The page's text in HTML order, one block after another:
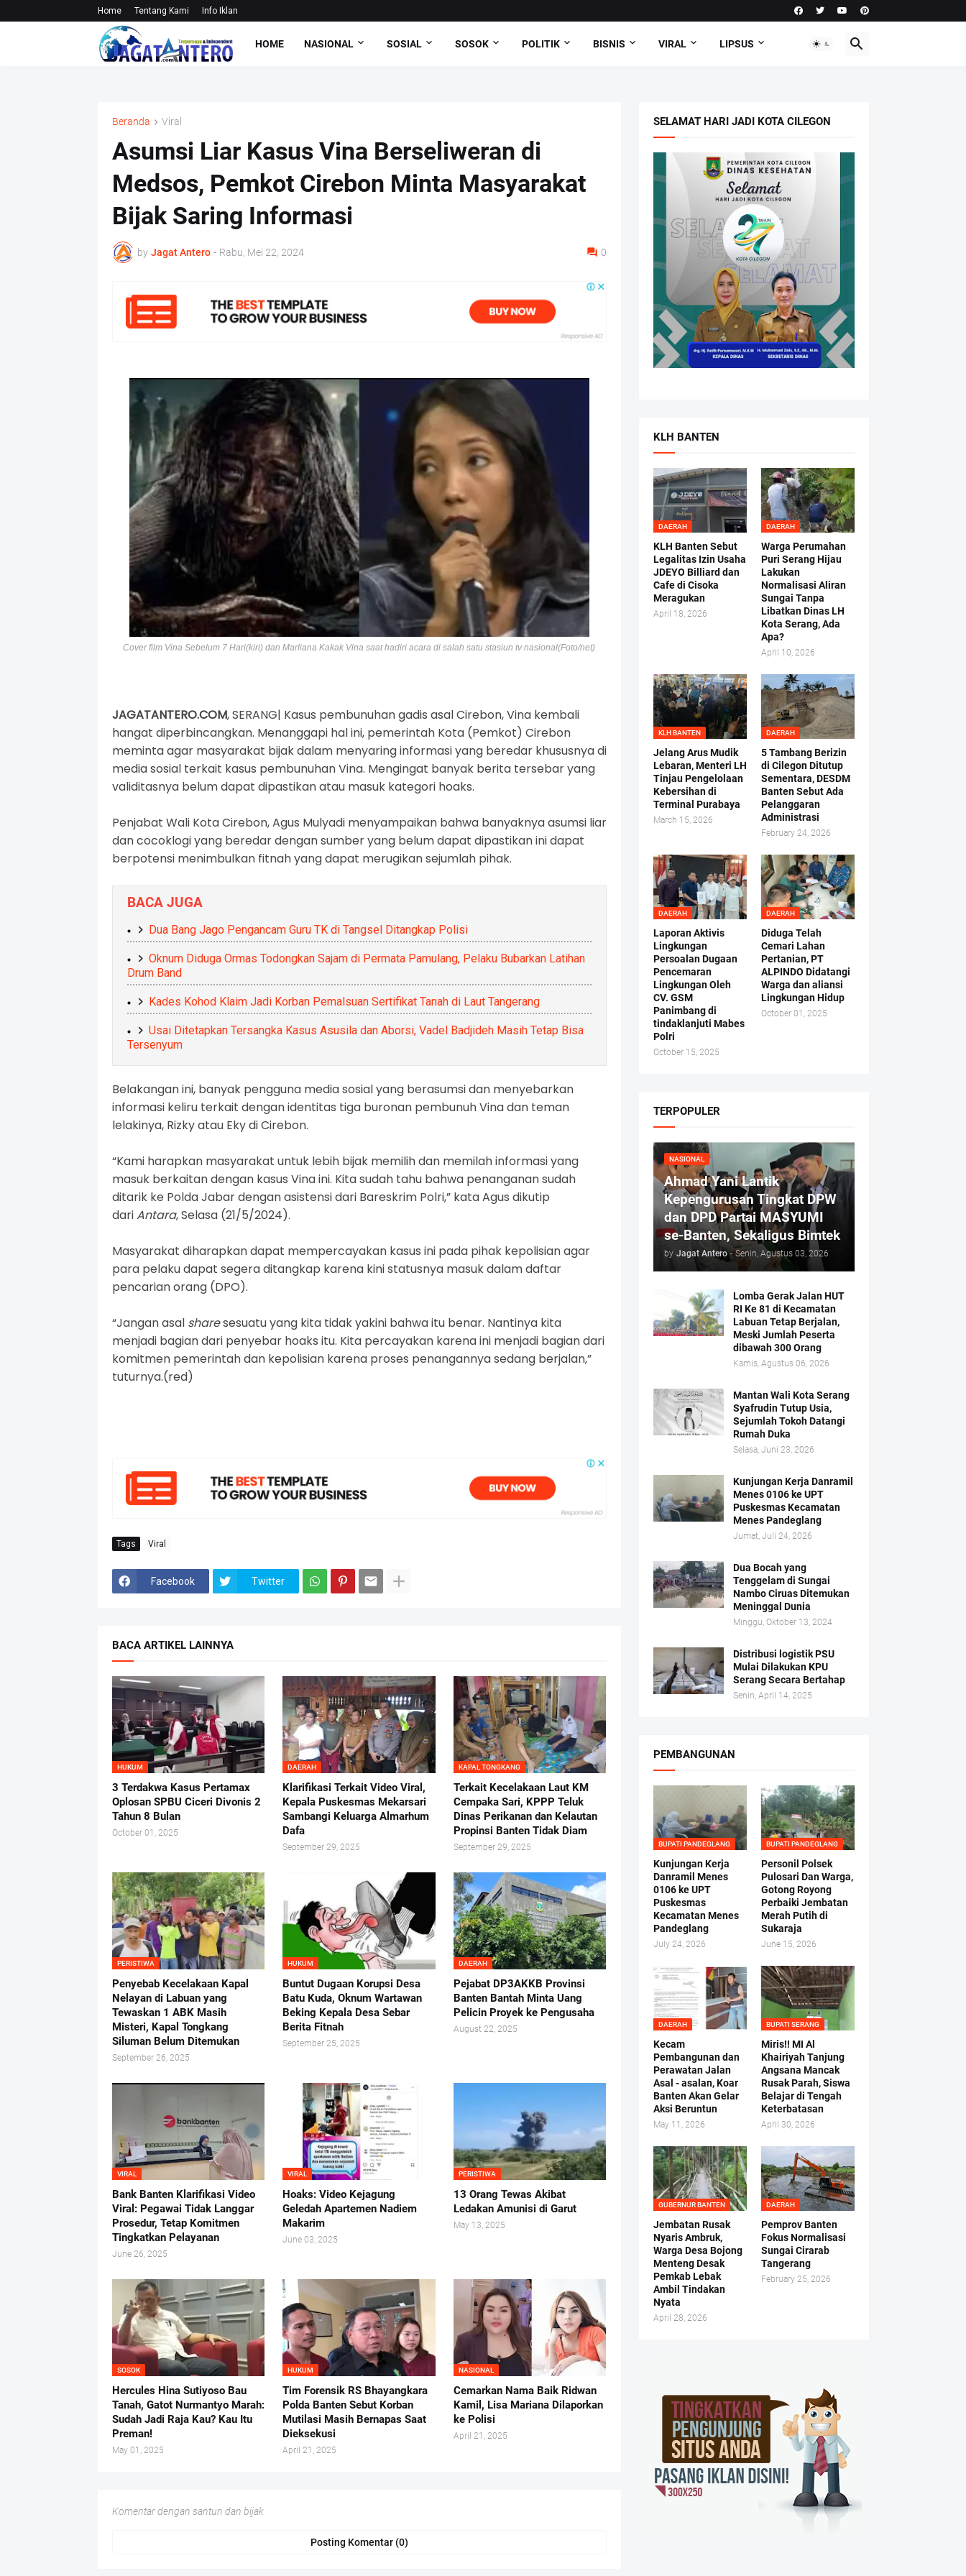
Home Tentang Kami Info Iklan
HOME NASIONAL SOSIAL SOSOK POLITIK BISNIS VIRAL LIPSUS
Beranda Viral
Asumsi Liar Kasus Vina Berseliweran di
Medsos, Pemkot Cirebon Minta Masyarakat
Bijak Saring Informasi
by Jagat Antero - Rabu, Mei 22, 2024 0
Cover film Vina Sebelum 7 Hari(kiri) dan Marliana Kakak Vina saat hadiri acara di salah satu stasiun tv nasional(Foto/net)
JAGATANTERO.COM, SERANG| Kasus pembunuhan gadis asal Cirebon, Vina kembali
hangat diperbincangkan. Menanggapi hal ini, pemerintah Kota (Pemkot) Cirebon
meminta agar masyarakat bijak dalam menyaring informasi yang beredar khususnya di
media sosial terkait kasus pembunuhan Vina. Mengingat banyak berita tersebar yang
validitasnya belum dapat dipastikan atau masuk kategori hoaks.
Penjabat Wali Kota Cirebon, Agus Mulyadi menyampaikan bahwa banyaknya asumsi liar
dan cocoklogi yang beredar dengan sumber yang belum dapat dipastikan ini dapat
berpotensi menimbulkan fitnah yang dapat merugikan sejumlah pihak.
BACA JUGA
Dua Bang Jago Pengancam Guru TK di Tangsel Ditangkap Polisi
Oknum Diduga Ormas Todongkan Sajam di Permata Pamulang, Pelaku Bubarkan Latihan
Drum Band
Kades Kohod Klaim Jadi Korban Pemalsuan Sertifikat Tanah di Laut Tangerang
Usai Ditetapkan Tersangka Kasus Asusila dan Aborsi, Vadel Badjideh Masih Tetap Bisa
Tersenyum
Belakangan ini, banyak pengguna media sosial yang berasumsi dan menyebarkan
informasi keliru terkait dengan identitas tiga buronan pembunuh Vina dan teman
lelakinya, Rizky atau Eky di Cirebon.
“Kami harapkan masyarakat untuk lebih bijak memilih dan memilah informasi yang
masuk berkaitan dengan kasus Vina ini. Kita sudah tahu bahwa penanganan sudah
ditarik ke Polda Jabar dengan asistensi dari Bareskrim Polri,” kata Agus dikutip
dariAntara, Selasa (21/5/2024).
Masyarakat diharapkan dapat mempercayakan kasus ini pada pihak kepolisian agar
para pelaku dapat segera ditangkap karena kini statusnya masuk dalam daftar
pencarian orang (DPO).
“Jangan asal sharesesuatu yang kita tidak yakini bahwa itu benar. Nantinya kita
menjadi bagian dari penyebar hoaks itu. Kita percayakan karena ini menjadi bagian dari
komitmen pemerintah dan kepolisian karena proses penangannya sedang berjalan,”
tuturnya.(red)
Tags Viral
Facebook Twitter
BACA ARTIKEL LAINNYA
HUKUM
3 Terdakwa Kasus Pertamax
Oplosan SPBU Ciceri Divonis 2
Tahun 8 Bulan
October 01, 2025
DAERAH
Klarifikasi Terkait Video Viral,
Kepala Puskesmas Mekarsari
Sambangi Keluarga Almarhum
Dafa
September 29, 2025
KAPAL TONGKANG
Terkait Kecelakaan Laut KM
Cempaka Sari, KPPP Teluk
Dinas Perikanan dan Kelautan
Propinsi Banten Tidak Diam
September 29, 2025
PERISTIWA
Penyebab Kecelakaan Kapal
Nelayan di Labuan yang
Tewaskan 1 ABK Masih
Misteri, Kapal Tongkang
Siluman Belum Ditemukan
September 26, 2025
HUKUM
Buntut Dugaan Korupsi Desa
Batu Kuda, Oknum Wartawan
Beking Kepala Desa Sebar
Berita Fitnah
September 25, 2025
DAERAH
Pejabat DP3AKKB Provinsi
Banten Bantah Minta Uang
Pelicin Proyek ke Pengusaha
August 22, 2025
VIRAL
Bank Banten Klarifikasi Video
Viral: Pegawai Tidak Langgar
Prosedur, Tetap Komitmen
Tingkatkan Pelayanan
June 26, 2025
VIRAL
Hoaks: Video Kejagung
Geledah Apartemen Nadiem
Makarim
June 03, 2025
PERISTIWA
13 Orang Tewas Akibat
Ledakan Amunisi di Garut
May 13, 2025
SOSOK
Hercules Hina Sutiyoso Bau
Tanah, Gatot Nurmantyo Marah:
Sudah Jadi Raja Kau? Kau Itu
Preman!
May 01, 2025
HUKUM
Tim Forensik RS Bhayangkara
Polda Banten Sebut Korban
Mutilasi Masih Bernapas Saat
Dieksekusi
April 21, 2025
NASIONAL
Cemarkan Nama Baik Ridwan
Kamil, Lisa Mariana Dilaporkan
ke Polisi
April 21, 2025
Komentar dengan santun dan bijak
Posting Komentar (0)
SELAMAT HARI JADI KOTA CILEGON
KLH BANTEN
DAERAH
KLH Banten Sebut
Legalitas Izin Usaha
JDEYO Billiard dan
Cafe di Cisoka
Meragukan
April 18, 2026
DAERAH
Warga Perumahan
Puri Serang Hijau
Lakukan
Normalisasi Aliran
Sungai Tanpa
Libatkan Dinas LH
Kota Serang, Ada
Apa?
April 10, 2026
KLH BANTEN
Jelang Arus Mudik
Lebaran, Menteri LH
Tinjau Pengelolaan
Kebersihan di
Terminal Purabaya
March 15, 2026
DAERAH
5 Tambang Berizin
di Cilegon Ditutup
Sementara, DESDM
Banten Sebut Ada
Pelanggaran
Administrasi
February 24, 2026
DAERAH
Laporan Aktivis
Lingkungan
Persoalan Dugaan
Pencemaran
Lingkungan Oleh
CV. GSM
Panimbang di
tindaklanjuti Mabes
Polri
October 15, 2025
DAERAH
Diduga Telah
Cemari Lahan
Pertanian, PT
ALPINDO Didatangi
Warga dan aliansi
Lingkungan Hidup
October 01, 2025
TERPOPULER
NASIONAL
Ahmad Yani Lantik
Kepengurusan Tingkat DPW
dan DPD Partai MASYUMI
se-Banten, Sekaligus Bimtek
by Jagat Antero - Senin, Agustus 03, 2026
Lomba Gerak Jalan HUT
RI Ke 81 di Kecamatan
Labuan Tetap Berjalan,
Meski Jumlah Peserta
dibawah 300 Orang
Kamis, Agustus 06, 2026
Mantan Wali Kota Serang
Syafrudin Tutup Usia,
Sejumlah Tokoh Datangi
Rumah Duka
Selasa, Juni 23, 2026
Kunjungan Kerja Danramil
Menes 0106 ke UPT
Puskesmas Kecamatan
Menes Pandeglang
Jumat, Juli 24, 2026
Dua Bocah yang
Tenggelam di Sungai
Nambo Ciruas Ditemukan
Meninggal Dunia
Minggu, Oktober 13, 2024
Distribusi logistik PSU
Mulai Dilakukan KPU
Serang Secara Bertahap
Senin, April 14, 2025
PEMBANGUNAN
BUPATI PANDEGLANG
Kunjungan Kerja
Danramil Menes
0106 ke UPT
Puskesmas
Kecamatan Menes
Pandeglang
July 24, 2026
BUPATI PANDEGLANG
Personil Polsek
Pulosari Dan Warga,
Gotong Royong
Perbaiki Jembatan
Merah Putih di
Sukaraja
June 15, 2026
DAERAH
Kecam
Pembangunan dan
Perawatan Jalan
Asal - asalan, Koar
Banten Akan Gelar
Aksi Beruntun
May 11, 2026
BUPATI SERANG
Miris!! MI Al
Khairiyah Tanjung
Angsana Mancak
Rusak Parah, Siswa
Belajar di Tengah
Keterbatasan
April 30, 2026
GUBERNUR BANTEN
Jembatan Rusak
Nyaris Ambruk,
Warga Desa Bojong
Menteng Desak
Pemkab Lebak
Ambil Tindakan
Nyata
April 28, 2026
DAERAH
Pemprov Banten
Fokus Normalisasi
Sungai Cirarab
Tangerang
February 25, 2026